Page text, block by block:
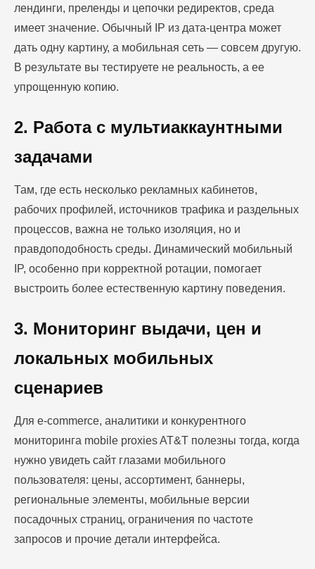
лендинги, преленды и цепочки редиректов, среда
имеет значение. Обычный IP из дата-центра может
дать одну картину, а мобильная сеть — совсем другую.
В результате вы тестируете не реальность, а ее
упрощенную копию.
2. Работа с мультиаккаунтными
задачами
Там, где есть несколько рекламных кабинетов,
рабочих профилей, источников трафика и раздельных
процессов, важна не только изоляция, но и
правдоподобность среды. Динамический мобильный
IP, особенно при корректной ротации, помогает
выстроить более естественную картину поведения.
3. Мониторинг выдачи, цен и
локальных мобильных
сценариев
Для e-commerce, аналитики и конкурентного
мониторинга mobile proxies AT&T полезны тогда, когда
нужно увидеть сайт глазами мобильного
пользователя: цены, ассортимент, баннеры,
региональные элементы, мобильные версии
посадочных страниц, ограничения по частоте
запросов и прочие детали интерфейса.